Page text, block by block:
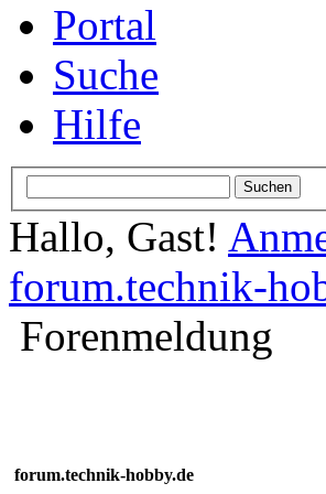
Portal
Suche
Hilfe
Hallo, Gast!
forum.technik-
Forenmeldung
forum.technik-hobby.de